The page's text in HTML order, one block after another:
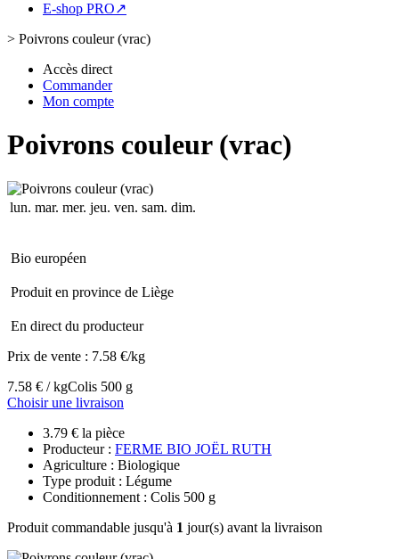
E-shop PRO↗
> Poivrons couleur (vrac)
Accès direct
Commander
Mon compte
Poivrons couleur (vrac)
lun. mar. mer. jeu. ven. sam. dim.
Bio européen
Produit en province de Liège
En direct du producteur
Prix de vente : 7.58 €/kg
7.58 € / kgColis 500 g
Choisir une livraison
3.79 € la pièce
Producteur : FERME BIO JOËL RUTH
Agriculture : Biologique
Type produit : Légume
Conditionnement : Colis 500 g
Produit commandable jusqu'à 1 jour(s) avant la livraison